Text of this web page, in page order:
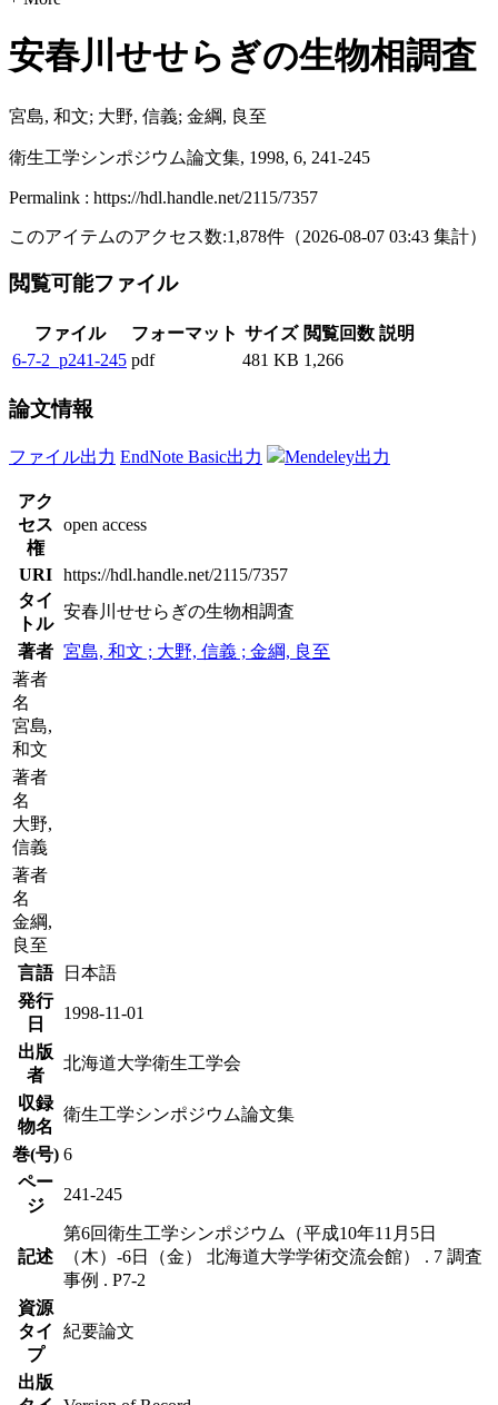
安春川せせらぎの生物相調査
宮島, 和文; 大野, 信義; 金綱, 良至
衛生工学シンポジウム論文集, 1998, 6, 241-245
Permalink : https://hdl.handle.net/2115/7357
このアイテムのアクセス数:1,878件 （2026-08-07 03:43 集計）
閲覧可能ファイル
ファイル フォーマット サイズ 閲覧回数 説明
6-7-2_p241-245 pdf 481 KB 1,266
論文情報
ファイル出力 EndNote Basic出力 Mendeley出力
アク
セス
権
open access
URI https://hdl.handle.net/2115/7357
タイ
トル
安春川せせらぎの生物相調査
著者 宮島, 和文 ; 大野, 信義 ; 金綱, 良至
著者
名
宮島,
和文
著者
名
大野,
信義
著者
名
金綱,
良至
言語
日本語
発行
日
1998-11-01
出版
者
北海道大学衛生工学会
収録
物名
衛生工学シンポジウム論文集
巻(号) 6
ペー
ジ
241-245
記述
第6回衛生工学シンポジウム（平成10年11月5日
（木）-6日（金） 北海道大学学術交流会館） . 7 調査
事例 . P7-2
資源
タイ
プ
紀要論文
出版